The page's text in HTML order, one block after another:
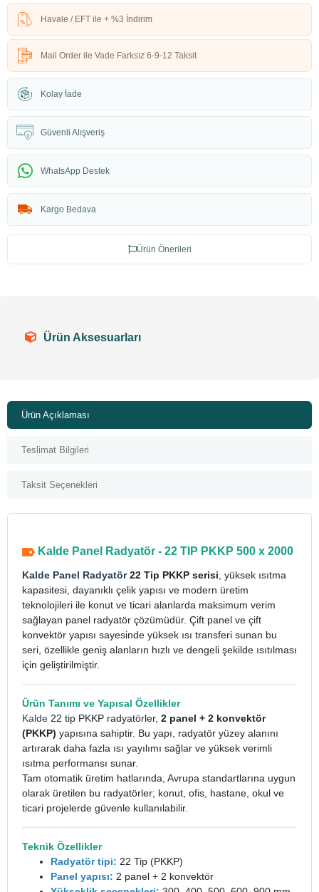
Havale / EFT ile + %3 İndirim
Mail Order ile Vade Farksız 6-9-12 Taksit
Kolay İade
Güvenli Alışveriş
WhatsApp Destek
Kargo Bedava
Ürün Önerileri
Ürün Aksesuarları
Ürün Açıklaması
Teslimat Bilgileri
Taksit Seçenekleri
Kalde Panel Radyatör - 22 TIP PKKP 500 x 2000
Kalde Panel Radyatör22 Tip PKKP serisi , yüksek ısıtma
kapasitesi, dayanıklı çelik yapısı ve modern üretim
teknolojileri ile konut ve ticari alanlarda maksimum verim
sağlayan panel radyatör çözümüdür. Çift panel ve çift
konvektör yapısı sayesinde yüksek ısı transferi sunan bu
seri, özellikle geniş alanların hızlı ve dengeli şekilde ısıtılması
için geliştirilmiştir.
Ürün Tanımı ve Yapısal Özellikler
Kalde 22 tip PKKP radyatörler, 2 panel + 2 konvektör
(PKKP) yapısına sahiptir. Bu yapı, radyatör yüzey alanını
artırarak daha fazla ısı yayılımı sağlar ve yüksek verimli
ısıtma performansı sunar.
Tam otomatik üretim hatlarında, Avrupa standartlarına uygun
olarak üretilen bu radyatörler; konut, ofis, hastane, okul ve
ticari projelerde güvenle kullanılabilir.
Teknik Özellikler
Radyatör tipi: 22 Tip (PKKP)
Panel yapısı: 2 panel + 2 konvektör